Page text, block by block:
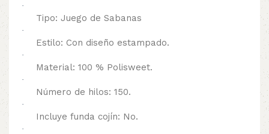
·
Tipo: Juego de Sabanas
·
Estilo: Con diseño estampado.
·
Material: 100 % Polisweet.
·
Número de hilos: 150.
·
Incluye funda cojín: No.
·